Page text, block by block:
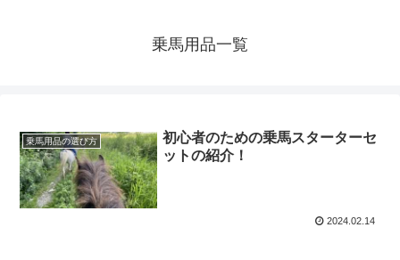
乗馬用品一覧
乗馬用品の選び方
初心者のための乗馬スターターセ
ットの紹介！
2024.02.14